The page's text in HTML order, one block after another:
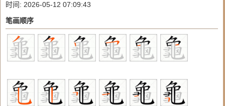
时间: 2026-05-12 07:09:43
笔画顺序